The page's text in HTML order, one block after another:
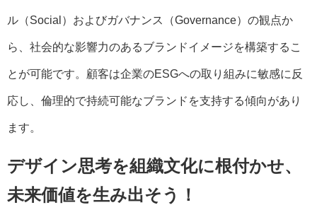
ル（Social）およびガバナンス（Governance）の観点か
ら、社会的な影響力のあるブランドイメージを構築するこ
とが可能です。顧客は企業のESGへの取り組みに敏感に反
応し、倫理的で持続可能なブランドを支持する傾向があり
ます。
デザイン思考を組織文化に根付かせ、
未来価値を生み出そう！